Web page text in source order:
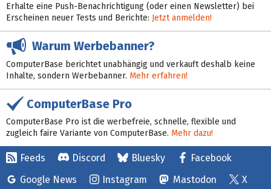
Erhalte eine Push-Benachrichtigung (oder einen Newsletter) bei
Erscheinen neuer Tests und Berichte: Jetzt anmelden!
Warum Werbebanner?
ComputerBase berichtet unabhängig und verkauft deshalb keine
Inhalte, sondern Werbebanner. Mehr erfahren!
ComputerBase Pro
ComputerBase Pro ist die werbefreie, schnelle, flexible und
zugleich faire Variante von ComputerBase. Mehr dazu!
Feeds Discord Bluesky
Facebook
Google News
Instagram Mastodon X